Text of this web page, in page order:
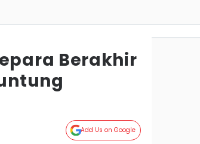
Berakhir
Add Us on Google